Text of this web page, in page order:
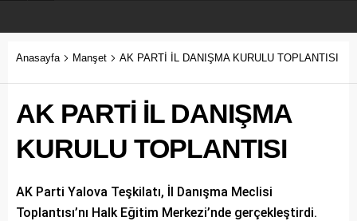
Anasayfa Manşet AK PARTİ İL DANIŞMA KURULU TOPLANTISI
AK PARTİ İL DANIŞMA
KURULU TOPLANTISI
AK Parti Yalova Teşkilatı, İl Danışma Meclisi
Toplantısı’nı Halk Eğitim Merkezi’nde gerçekleştirdi.